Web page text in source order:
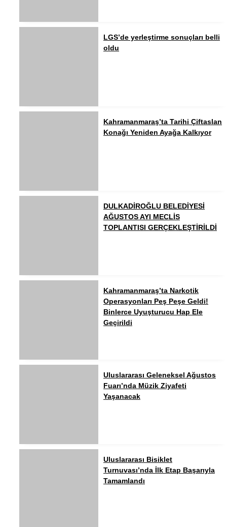
LGS’de yerleştirme sonuçları belli
oldu
Kahramanmaraş’ta Tarihi Çiftaslan
Konağı Yeniden Ayağa Kalkıyor
DULKADİROĞLU BELEDİYESİ
AĞUSTOS AYI MECLİS
TOPLANTISI GERÇEKLEŞTİRİLDİ
Kahramanmaraş’ta Narkotik
Operasyonları Peş Peşe Geldi!
Binlerce Uyuşturucu Hap Ele
Geçirildi
Uluslararası Geleneksel Ağustos
Fuarı’nda Müzik Ziyafeti
Yaşanacak
Uluslararası Bisiklet
Turnuvası’nda İlk Etap Başarıyla
Tamamlandı